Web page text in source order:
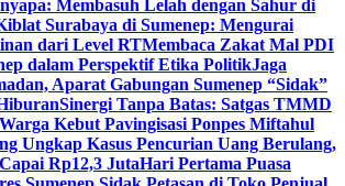
Membasuh Lelah dengan Sahur di
Surabaya di Sumenep: Mengurai
dari Level RTMembaca Zakat Mal PDI
dalam Perspektif Etika PolitikJaga
Aparat Gabungan Sumenep “Sidak”
Sinergi Tanpa Batas: Satgas TMMD
Kebut Pavingisasi Ponpes Miftahul
Ungkap Kasus Pencurian Uang Berulang,
Rp12,3 JutaHari Pertama Puasa